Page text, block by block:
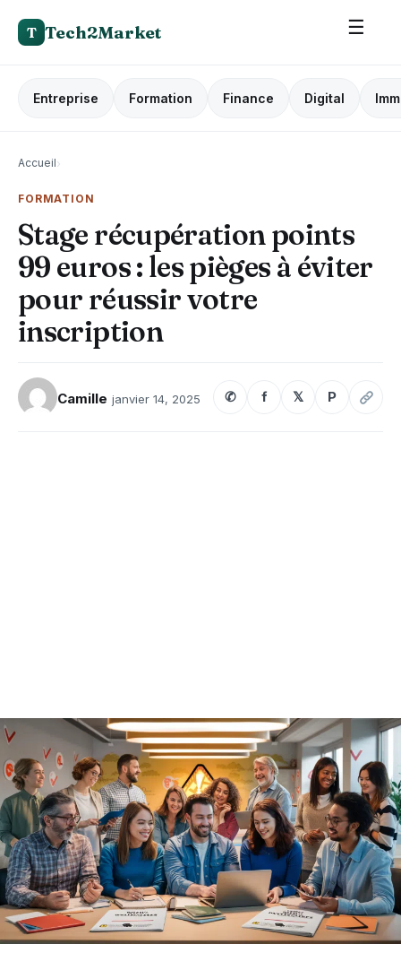
T Tech2Market ☰
Entreprise Formation Finance Digital
Accueil›
FORMATION
Stage récupération points
99 euros : les pièges à éviter
pour réussir votre
inscription
Camille janvier 14, 2025 ✆ f 𝕏 P